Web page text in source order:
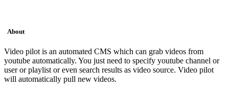
About
Video pilot is an automated CMS which can grab videos from
youtube automatically. You just need to specify youtube channel or
user or playlist or even search results as video source. Video pilot
will automatically pull new videos.